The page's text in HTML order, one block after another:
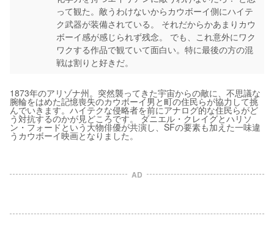
って観た。敵うわけないからカウボーイ側にハイテ
ク武器が装備されている。 それだからかあまりカウ
ボーイ感が感じられず残念。 でも、これ意外にワク
ワクする作品で観ていて面白い。特に最後の方の混
戦は割りと好きだ。
1873年のアリゾナ州。突然襲ってきた宇宙からの敵に、不思議な
腕輪をはめた記憶喪失のカウボーイ男と町の住民らが協力して挑
んでいきます。ハイテクな侵略者を前にアナログ的な住民らがど
う対抗するのかが見どころです。 ダニエル・クレイグとハリソ
ン・フォードという大物俳優が共演し、SFの要素も加えた一味違
うカウボーイ映画となりました。
AD